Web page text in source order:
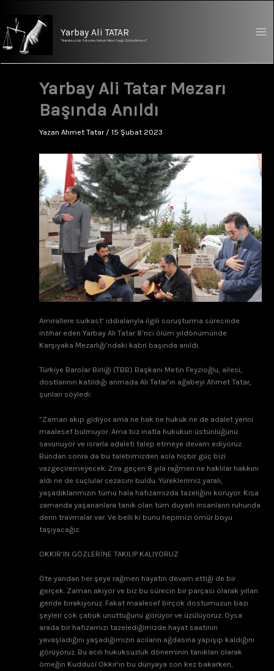
Yarbay Ali TATAR
"Hukuksuzluk Sürecine, Hukuk Adına Saygı Gösterilemez!"
Yarbay Ali Tatar Mezarı
Başında Anıldı
Yazan Ahmet Tatar / 15 Şubat 2023
Amirallere suikast’ iddialarıyla ilgili soruşturma sürecinde
intihar eden Yarbay Ali Tatar 8’nci ölüm yıldönümünde
Karşıyaka Mezarlığı’ndaki kabri başında anıldı.
Türkiye Barolar Birliği (TBB) Başkanı Metin Feyzioğlu, ailesi,
dostlarının katıldığı anmada Ali Tatar’ın ağabeyi Ahmet Tatar,
şunları söyledi:
”Zaman akıp gidiyor ama ne hak ne hukuk ne de adalet yerini
maalesef bulmuyor. Ama biz inatla hukukun üstünlüğünü
savunuyor ve ısrarla adaleti talep etmeye devam ediyoruz.
Bundan sonra da bu talebimizden asla hiçbir güç bizi
vazgeçiremeyecek. Zira geçen 8 yıla rağmen ne haklılar hakkını
aldı ne de suçlular cezasını buldu. Yüreklerimiz yaralı,
yaşadıklarımızın tümü hala hafızamızda tazeliğini koruyor. Kısa
zamanda yaşananlara tanık olan tüm duyarlı insanların ruhunda
derin travmalar var. Ve belli ki bunu hepimizi ömür boyu
taşıyacağız.
OKKIR’IN GÖZLERİNE TAKILIP KALIYORUZ
Öte yandan her şeye rağmen hayatın devam ettiği de bir
gerçek. Zaman akıyor ve biz bu sürecin bir parçası olarak yılları
geride bırakıyoruz. Fakat maalesef birçok dostumuzun bazı
şeyleri çok çabuk unuttuğunu görüyor ve üzülüyoruz. Oysa
arada bir hafızamızı tazelediğimizde hayat saatinin
yavaşladığını yaşadığımızın acıların ağdasına yapışıp kaldığını
görüyoruz. Bu acılı hukuksuzluk döneminin tanıkları olarak
örneğin Kuddusi Okkır’ın bu dünyaya son kez bakarken,